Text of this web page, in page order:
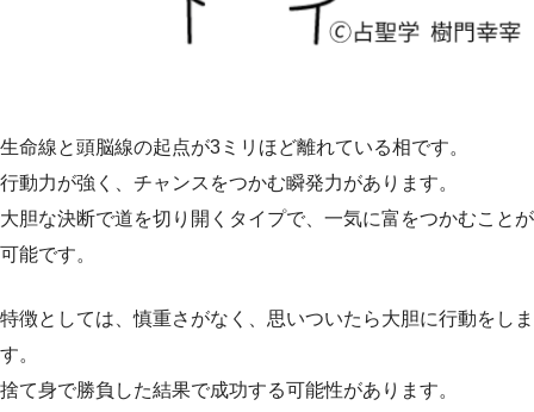
生命線と頭脳線の起点が3ミリほど離れている相です。
行動力が強く、チャンスをつかむ瞬発力があります。
大胆な決断で道を切り開くタイプで、一気に富をつかむことが
可能です。
特徴としては、慎重さがなく、思いついたら大胆に行動をしま
す。
捨て身で勝負した結果で成功する可能性があります。